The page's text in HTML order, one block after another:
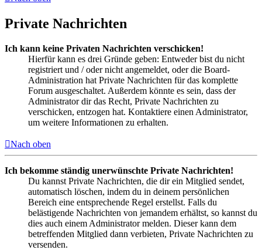
Private Nachrichten
Ich kann keine Privaten Nachrichten verschicken!
Hierfür kann es drei Gründe geben: Entweder bist du nicht
registriert und / oder nicht angemeldet, oder die Board-
Administration hat Private Nachrichten für das komplette
Forum ausgeschaltet. Außerdem könnte es sein, dass der
Administrator dir das Recht, Private Nachrichten zu
verschicken, entzogen hat. Kontaktiere einen Administrator,
um weitere Informationen zu erhalten.
Nach oben
Ich bekomme ständig unerwünschte Private Nachrichten!
Du kannst Private Nachrichten, die dir ein Mitglied sendet,
automatisch löschen, indem du in deinem persönlichen
Bereich eine entsprechende Regel erstellst. Falls du
belästigende Nachrichten von jemandem erhältst, so kannst du
dies auch einem Administrator melden. Dieser kann dem
betreffenden Mitglied dann verbieten, Private Nachrichten zu
versenden.